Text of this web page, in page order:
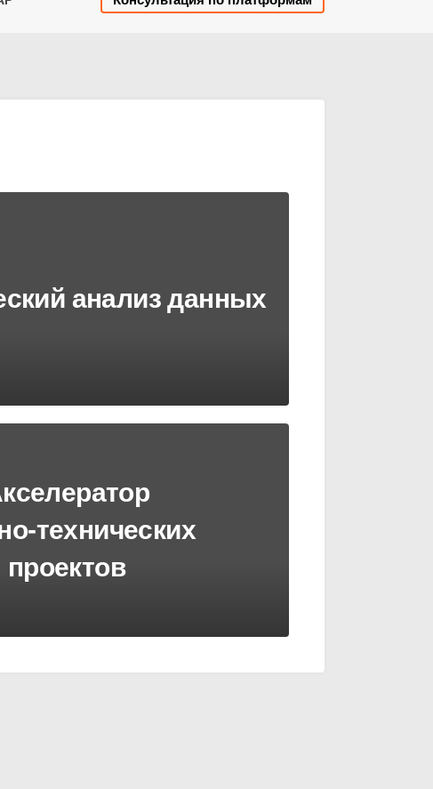
анализ данных
технических
проектов